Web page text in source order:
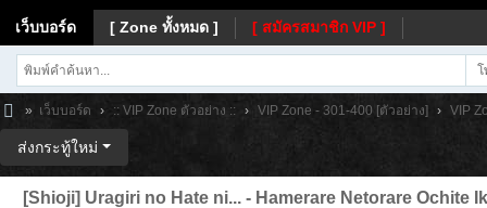
เว็บบอร์ด [ Zone ทั้งหมด ] [ สมัครสมาชิก VIP ]
ay
» เว็บบอร์ด › :: VIP Zone ตัวอย่าง :: › VIP Zone - 301-400 [ตัวอย่าง] › VIP
ส่งกระทู้ใหม่
[Shioji] Uragiri no Hate ni... - Hamerare Netorare Ochite